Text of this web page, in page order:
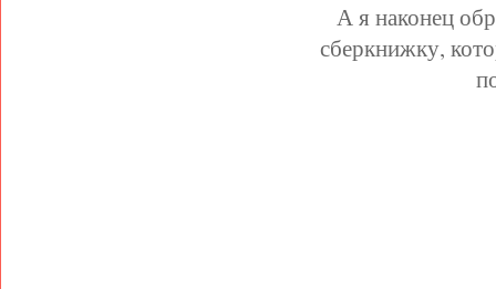
А я наконец
сберкнижку,